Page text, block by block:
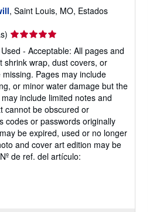
, Saint Louis, MO, Estados
Calificación
del
vendedor:
5
de
5
estrellas
- Acceptable: All pages and
shrink wrap, dust covers, or
Pages may include
or minor water damage but the
include limited notes and
cannot be obscured or
codes or passwords originally
be expired, used or no longer
and cover art edition may be
Nº de ref. del artículo: